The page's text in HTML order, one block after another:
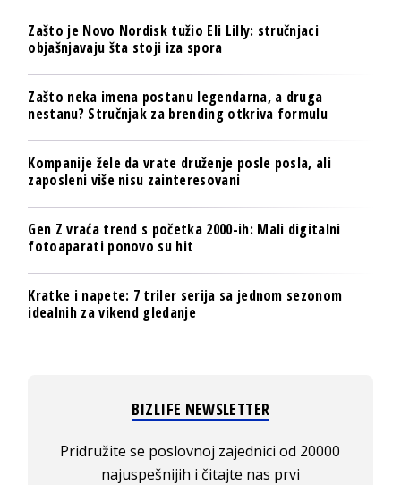
Zašto je Novo Nordisk tužio Eli Lilly: stručnjaci
objašnjavaju šta stoji iza spora
Zašto neka imena postanu legendarna, a druga
nestanu? Stručnjak za brending otkriva formulu
Kompanije žele da vrate druženje posle posla, ali
zaposleni više nisu zainteresovani
Gen Z vraća trend s početka 2000-ih: Mali digitalni
fotoaparati ponovo su hit
Kratke i napete: 7 triler serija sa jednom sezonom
idealnih za vikend gledanje
BIZLIFE NEWSLETTER
Pridružite se poslovnoj zajednici od 20000
najuspešnijih i čitajte nas prvi